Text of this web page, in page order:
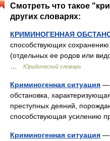
Смотреть что такое
других словарях:
КРИМИНОГЕННАЯ
способствующих сохранению
(отдельных ее родов или
Юридический словарь
Криминогенная ситуация —
обстановка,
преступных деяний,
способствующая усилению
Криминогенная ситуация —